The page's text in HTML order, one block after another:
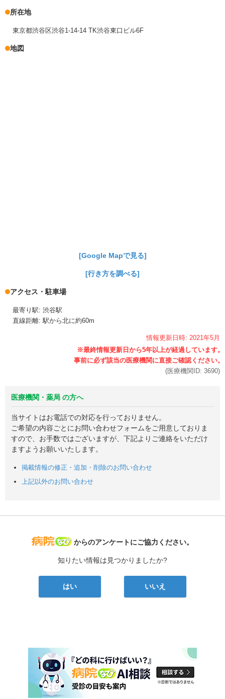
所在地
東京都渋谷区渋谷1-14-14 TK渋谷東口ビル6F
地図
[Google Mapで見る]
[行き方を調べる]
アクセス・駐車場
最寄り駅: 渋谷駅
直線距離: 駅から北に約60m
情報更新日時: 2021年5月
(医療機関ID: 3690)
医療機関・薬局 の方へ
当サイトはお電話での対応を行っておりません。
ご希望の内容ごとにお問い合わせフォームをご用意しておりま
すので、お手数ではございますが、下記よりご連絡をいただけ
ますようお願いいたします。
掲載情報の修正・追加・削除のお問い合わせ
上記以外のお問い合わせ
病院なび
からのアンケートにご協力ください。
知りたい情報は見つかりましたか?
はい いいえ